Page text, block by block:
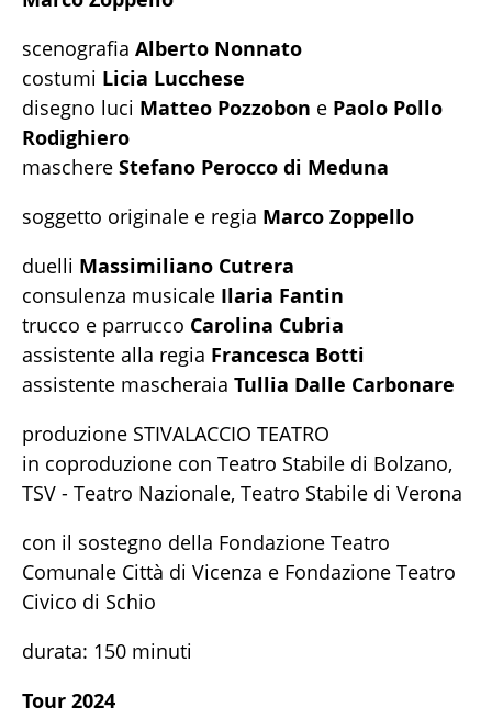
scenografia Alberto Nonnato
costumi Licia Lucchese
disegno luci Matteo Pozzobon e Paolo Pollo
Rodighiero
maschere Stefano Perocco di Meduna
soggetto originale e regia Marco Zoppello
duelli Massimiliano Cutrera
consulenza musicale Ilaria Fantin
trucco e parrucco Carolina Cubria
assistente alla regia Francesca Botti
assistente mascheraia Tullia Dalle Carbonare
produzione STIVALACCIO TEATRO
in coproduzione con Teatro Stabile di Bolzano,
TSV - Teatro Nazionale, Teatro Stabile di Verona
con il sostegno della Fondazione Teatro
Comunale Città di Vicenza e Fondazione Teatro
Civico di Schio
durata: 150 minuti
Tour 2024